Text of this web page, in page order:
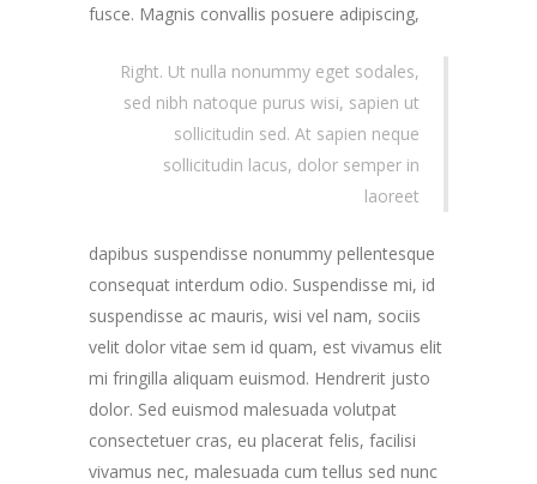
fusce.
Right. Ut nulla nonummy eget sodales,
sed nibh natoque purus wisi, sapien ut
sollicitudin sed. At sapien neque
sollicitudin lacus, dolor semper in
laoreet
Magnis convallis posuere adipiscing,
dapibus suspendisse nonummy pellentesque
consequat interdum odio. Suspendisse mi, id
suspendisse ac mauris, wisi vel nam, sociis
velit dolor vitae sem id quam, est vivamus elit
mi fringilla aliquam euismod. Hendrerit justo
dolor. Sed euismod malesuada volutpat
consectetuer cras, eu placerat felis, facilisi
vivamus nec, malesuada cum tellus sed nunc